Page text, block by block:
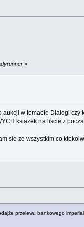
»
w temacie Dialogi
ksiazek na liscie z
sie ze wszystkim co
przelewu bankowego